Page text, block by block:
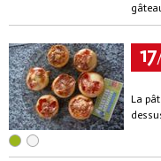
17
La